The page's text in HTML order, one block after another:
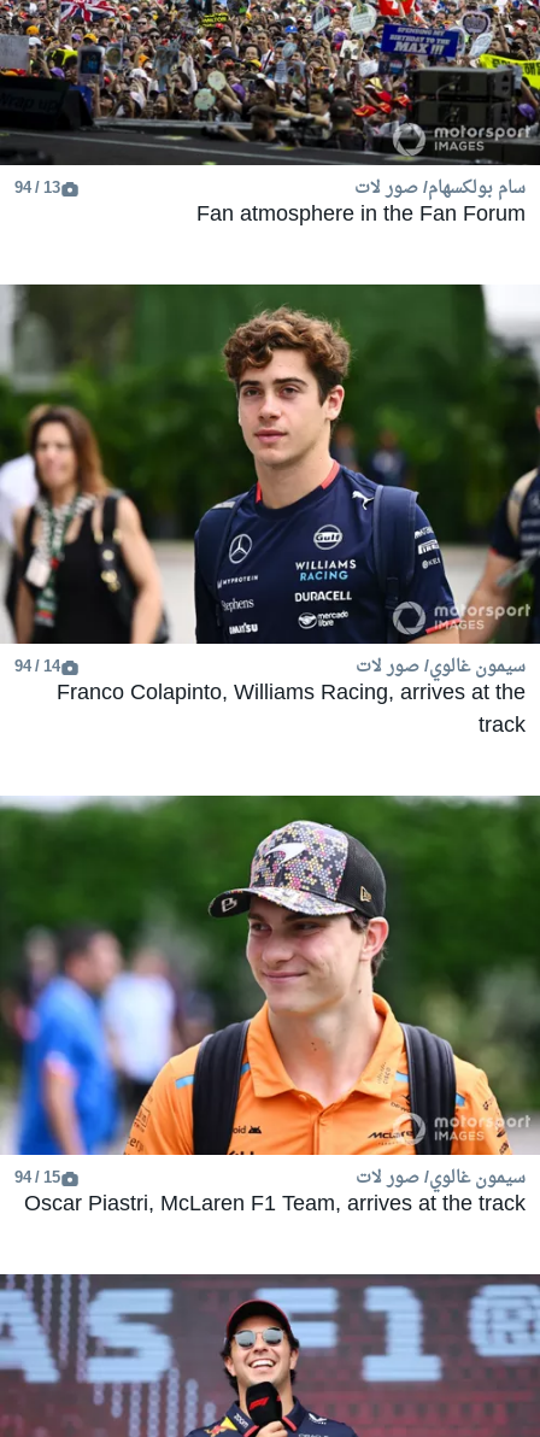
سام بولكسهام/ صور لات 13 / 94
Fan atmosphere in the Fan Forum
سيمون غالوي/ صور لات 14 / 94
Franco Colapinto, Williams Racing, arrives at the
track
سيمون غالوي/ صور لات 15 / 94
Oscar Piastri, McLaren F1 Team, arrives at the track